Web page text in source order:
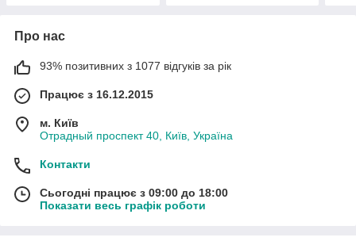
Про нас
93% позитивних з 1077 відгуків за рік
Працює з 16.12.2015
м. Київ
Отрадный проспект 40, Київ, Україна
Контакти
Сьогодні працює з 09:00 до 18:00
Показати весь графік роботи